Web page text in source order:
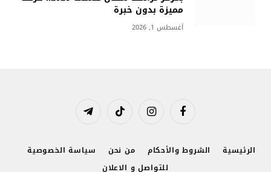
مميزة بدون خبرة
أغسطس 1, 2026
فيسبوك الانستغرامتيكتوك تيلقرام
الرئيسية الشروط والأحكام من نحن
سياسة الخصوصية
للتواصل و الاعلان